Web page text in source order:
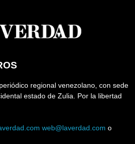
regional venezolano, con sede
estado de Zulia. Por la libertad
web@laverdad.com o